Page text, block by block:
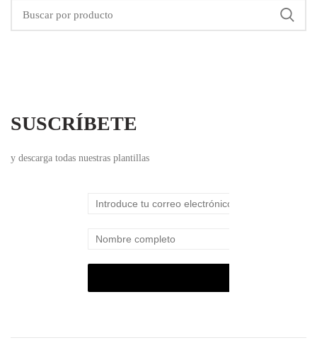
SUSCRÍBETE
y descarga todas nuestras plantillas